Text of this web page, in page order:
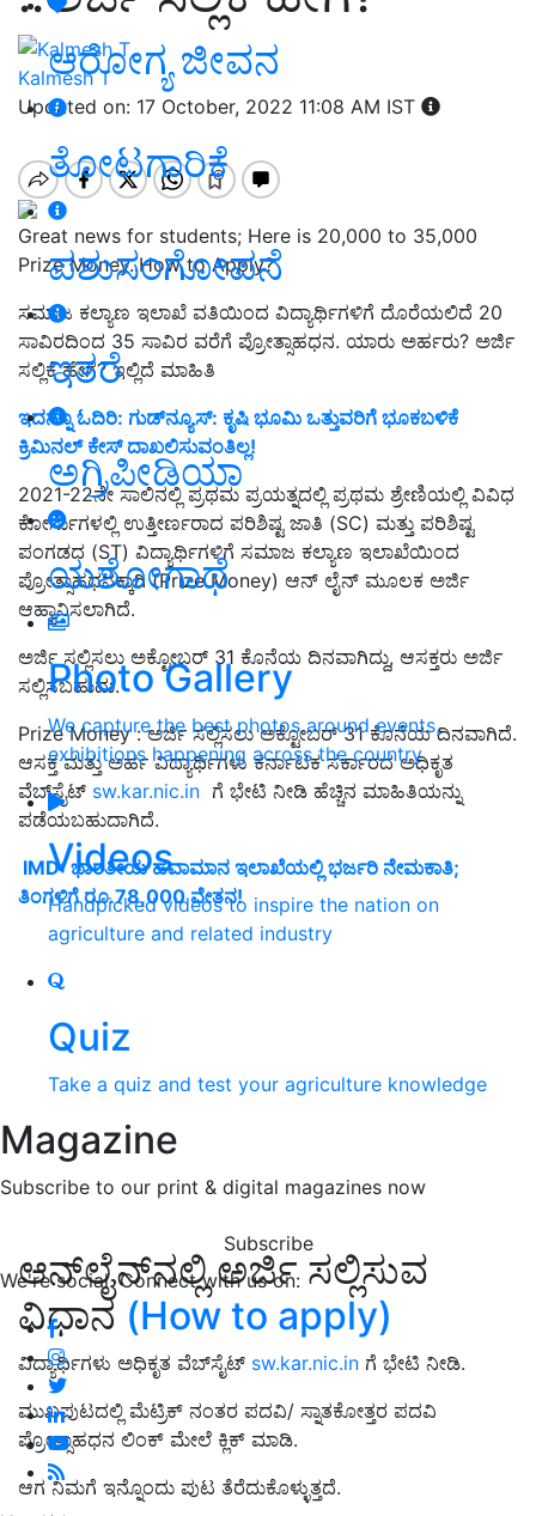
ಆರೋಗ್ಯ ಜೀವನ
ತೋಟಗಾರಿಕೆ
ಪಶುಸಂಗೋಪನೆ
ಇತರೆ
ಅಗ್ರಿಪೀಡಿಯಾ
ಯಶೋಗಾಥೆ
Photo Gallery
We capture the best photos around events,
exhibitions happening across the country
Videos
Handpicked videos to inspire the nation on
agriculture and related industry
Quiz
Take a quiz and test your agriculture knowledge
Magazine
Subscribe to our print & digital magazines now
Subscribe
We're social. Connect with us on:
Kalmesh T
Updated on: 17 October, 2022 11:08 AM IST
Great news for students; Here is 20,000 to 35,000
Prize Money..How to Apply?
ಸಮಾಜ ಕಲ್ಯಾಣ ಇಲಾಖೆ ವತಿಯಿಂದ ವಿದ್ಯಾರ್ಥಿಗಳಿಗೆ ದೊರೆಯಲಿದೆ 20
ಸಾವಿರದಿಂದ 35 ಸಾವಿರ ವರೆಗೆ ಪ್ರೋತ್ಸಾಹಧನ. ಯಾರು ಅರ್ಹರು? ಅರ್ಜಿ
ಸಲ್ಲಿಕೆ ಹೇಗೆ? ಇಲ್ಲಿದೆ ಮಾಹಿತಿ
ಇದನ್ನೂ ಓದಿರಿ: ಗುಡ್‌ನ್ಯೂಸ್‌: ಕೃಷಿ ಭೂಮಿ ಒತ್ತುವರಿಗೆ ಭೂಕಬಳಿಕೆ
ಕ್ರಿಮಿನಲ್‌ ಕೇಸ್‌ ದಾಖಲಿಸುವಂತಿಲ್ಲ!
2021-22ನೇ ಸಾಲಿನಲ್ಲಿ ಪ್ರಥಮ ಪ್ರಯತ್ನದಲ್ಲಿ ಪ್ರಥಮ ಶ್ರೇಣಿಯಲ್ಲಿ ವಿವಿಧ
ಕೋರ್ಸುಗಳಲ್ಲಿ ಉತ್ತೀರ್ಣರಾದ ಪರಿಶಿಷ್ಟ ಜಾತಿ (SC) ಮತ್ತು ಪರಿಶಿಷ್ಟ
ಪಂಗಡದ (ST) ವಿದ್ಯಾರ್ಥಿಗಳಿಗೆ ಸಮಾಜ ಕಲ್ಯಾಣ ಇಲಾಖೆಯಿಂದ
ಪ್ರೋತ್ಸಾಹಧನಕ್ಕಾಗಿ (Prize Money) ಆನ್‌ ಲೈನ್‌ ಮೂಲಕ ಅರ್ಜಿ
ಆಹ್ವಾನಿಸಲಾಗಿದೆ.
ಅರ್ಜಿ ಸಲ್ಲಿಸಲು ಅಕ್ಟೋಬರ್ 31 ಕೊನೆಯ ದಿನವಾಗಿದ್ದು, ಆಸಕ್ತರು ಅರ್ಜಿ
ಸಲ್ಲಿಸಬಹುದು.
Prize Money : ಅರ್ಜಿ ಸಲ್ಲಿಸಲು ಅಕ್ಟೋಬರ್ 31 ಕೊನೆಯ ದಿನವಾಗಿದೆ.
ಆಸಕ್ತ ಮತ್ತು ಅರ್ಹ ವಿದ್ಯಾರ್ಥಿಗಳು ಕರ್ನಾಟಕ ಸರ್ಕಾರದ ಅಧಿಕೃತ
ವೆಬ್‌ಸೈಟ್‌ sw.kar.nic.in ಗೆ ಭೇಟಿ ನೀಡಿ ಹೆಚ್ಚಿನ ಮಾಹಿತಿಯನ್ನು
ಪಡೆಯಬಹುದಾಗಿದೆ.
IMD: ಭಾರತೀಯ ಹವಾಮಾನ ಇಲಾಖೆಯಲ್ಲಿ ಭರ್ಜರಿ ನೇಮಕಾತಿ;
ತಿಂಗಳಿಗೆ ರೂ.78,000 ವೇತನ!
ಆನ್‌ಲೈನ್‌ನಲ್ಲಿ ಅರ್ಜಿ ಸಲ್ಲಿಸುವ
ವಿಧಾನ (How to apply)
ವಿದ್ಯಾರ್ಥಿಗಳು ಅಧಿಕೃತ ವೆಬ್‌ಸೈಟ್‌ sw.kar.nic.in ಗೆ ಭೇಟಿ ನೀಡಿ.
ಮುಖಪುಟದಲ್ಲಿ ಮೆಟ್ರಿಕ್ ನಂತರ ಪದವಿ/ ಸ್ನಾತಕೋತ್ತರ ಪದವಿ
ಪ್ರೋತ್ಸಾಹಧನ ಲಿಂಕ್ ಮೇಲೆ ಕ್ಲಿಕ್‌ ಮಾಡಿ.
ಆಗ ನಿಮಗೆ ಇನ್ನೊಂದು ಪುಟ ತೆರೆದುಕೊಳ್ಳುತ್ತದೆ.